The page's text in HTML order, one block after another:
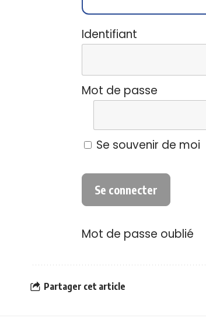
Identifiant
Mot de passe
Se souvenir de moi
Mot de passe oublié
Partager cet article